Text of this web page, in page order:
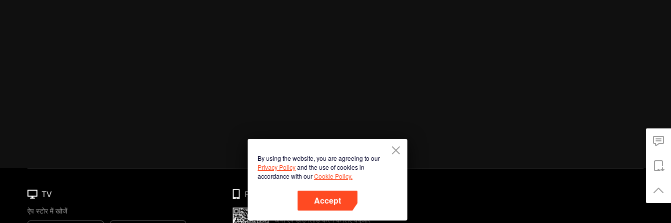
By using the website, you are agreeing to our
Privacy Policyand the use of cookies in
accordance with ourCookie Policy.
Accept
TV
ऐप स्टोर में खोजें
Phone
अभी ऐप डाउनलोड करने के लिए क्यूआर